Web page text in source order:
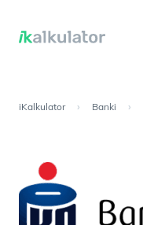
iKalkulator › Banki ›